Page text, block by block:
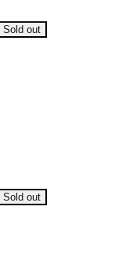
Sold out
Sold out